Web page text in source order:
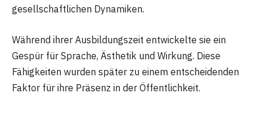
gesellschaftlichen Dynamiken.
Während ihrer Ausbildungszeit entwickelte sie ein
Gespür für Sprache, Ästhetik und Wirkung. Diese
Fähigkeiten wurden später zu einem entscheidenden
Faktor für ihre Präsenz in der Öffentlichkeit.